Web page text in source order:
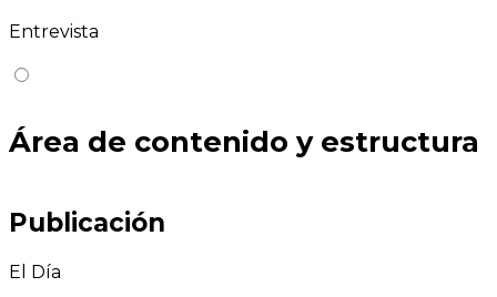
Entrevista
Área de contenido y estructura
Publicación
El Día